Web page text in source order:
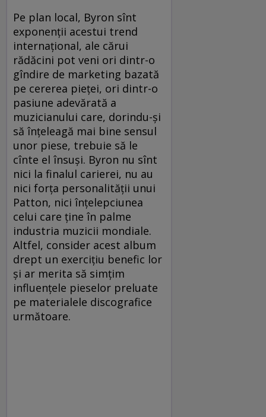
Pe plan local, Byron sînt
exponenţii acestui trend
internaţional, ale cărui
rădăcini pot veni ori dintr-o
gîndire de marketing bazată
pe cererea pieţei, ori dintr-o
pasiune adevărată a
muzicianului care, dorindu-şi
să înţeleagă mai bine sensul
unor piese, trebuie să le
cînte el însuşi. Byron nu sînt
nici la finalul carierei, nu au
nici forţa personalităţii unui
Patton, nici înţelepciunea
celui care ţine în palme
industria muzicii mondiale.
Altfel, consider acest album
drept un exerciţiu benefic lor
şi ar merita să simţim
influenţele pieselor preluate
pe materialele discografice
următoare.